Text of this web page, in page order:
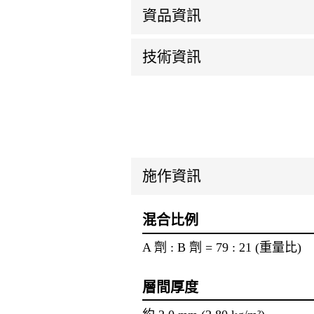
資品資訊
技術資訊
施作資訊
混合比例
A 劑 : B 劑 = 79 : 21 (重量比)
層間厚度